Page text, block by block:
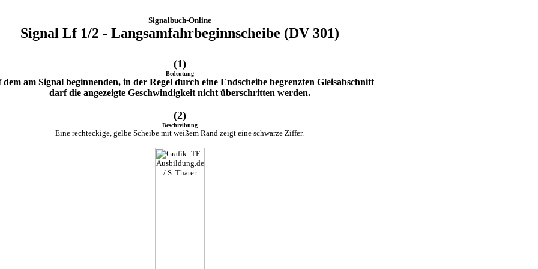
Signalbuch-Online
Signal Lf 1/2 - Langsamfahrbeginnscheibe (DV 301)
(1)
Bedeutung
am Signal beginnenden, in der Regel durch eine Endscheibe begrenzten Gleisabschnitt
darf die angezeigte Geschwindigkeit nicht überschritten werden.
(2)
Beschreibung
Eine rechteckige, gelbe Scheibe mit weißem Rand zeigt eine schwarze Ziffer.